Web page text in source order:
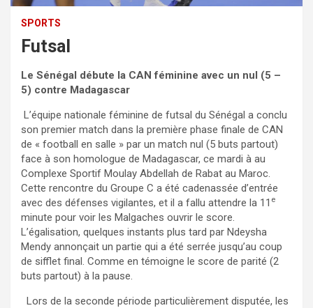
SPORTS
Futsal
Le Sénégal débute la CAN féminine avec un nul (5 –
5) contre Madagascar
L’équipe nationale féminine de futsal du Sénégal a conclu
son premier match dans la première phase finale de CAN
de « football en salle » par un match nul (5 buts partout)
face à son homologue de Madagascar, ce mardi à au
Complexe Sportif Moulay Abdellah de Rabat au Maroc.
Cette rencontre du Groupe C a été cadenassée d’entrée
avec des défenses vigilantes, et il a fallu attendre la 11 e
minute pour voir les Malgaches ouvrir le score.
L’égalisation, quelques instants plus tard par Ndeysha
Mendy annonçait un partie qui a été serrée jusqu’au coup
de sifflet final. Comme en témoigne le score de parité (2
buts partout) à la pause.
Lors de la seconde période particulièrement disputée, les